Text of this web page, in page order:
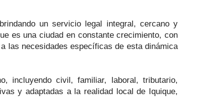
un servicio legal integral, cercano y
es una ciudad en constante crecimiento, con
las necesidades específicas de esta dinámica
incluyendo civil, familiar, laboral, tributario,
y adaptadas a la realidad local de Iquique,